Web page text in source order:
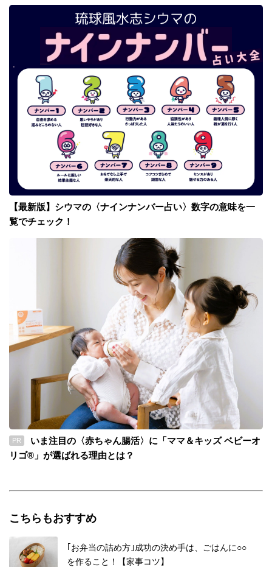
【最新版】シウマの〈ナインナンバー占い〉数字の意味を一
覧でチェック！
PR
いま注目の〈赤ちゃん腸活〉に「ママ＆キッズ ベビーオ
リゴ®」が選ばれる理由とは？
こちらもおすすめ
｢お弁当の詰め方｣成功の決め手は、ごはんに○○
を作ること！【家事コツ】